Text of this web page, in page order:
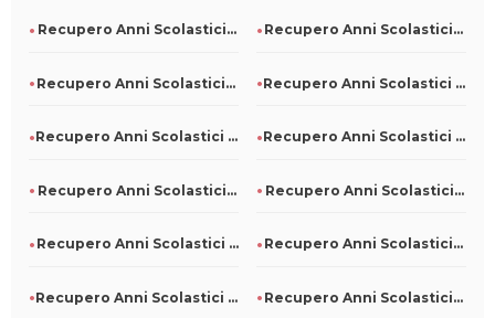
Recupero Anni Scolastici Persi A Ponna Recupero Anni Scolastici Persi A Dubino
Recupero Anni Scolastici Persi A Sanzeno Recupero Anni Scolastici Persi A Civitanova Del Sannio
Recupero Anni Scolastici Persi A Mezzane Di Sotto Recupero Anni Scolastici Persi A San Martino Sannita
Recupero Anni Scolastici Persi A Nuoro Recupero Anni Scolastici Persi A Oliveri
Recupero Anni Scolastici Persi A Morro D'Oro Recupero Anni Scolastici Persi A Paterno
Recupero Anni Scolastici Persi A Borgo Mantovano Recupero Anni Scolastici Persi A Bollengo